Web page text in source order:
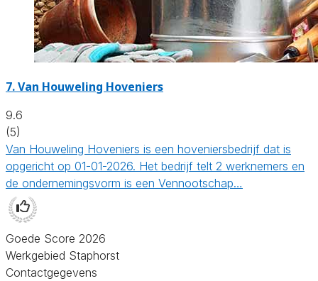
7.Van Houweling Hoveniers
9.6
(5)
Van Houweling Hoveniers is een hoveniersbedrijf dat is
opgericht op 01-01-2026. Het bedrijf telt 2 werknemers en
de ondernemingsvorm is een Vennootschap…
Goede Score 2026
Werkgebied Staphorst
Contactgegevens